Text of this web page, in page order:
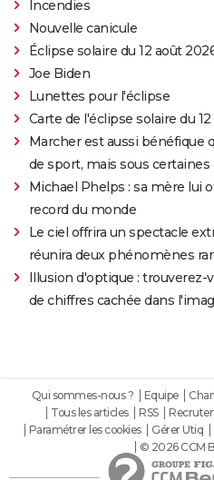
Incendies
Nouvelle canicule
Éclipse solaire du 12 août
Joe Biden
Lunettes pour l'éclipse
Carte de l'éclipse solaire du
Marcher est aussi bénéfique
de sport, mais sous
Michael Phelps : sa mère lui
record du monde
Le ciel offrira un spectacle
réunira deux phénomènes
Illusion d'optique : trouverez-
de chiffres cachée dans
Qui sommes-nous ? Equipe
Tous les articles
RSS
Paramétrer les cookies
Gérer Utiq
© 2026 CCM